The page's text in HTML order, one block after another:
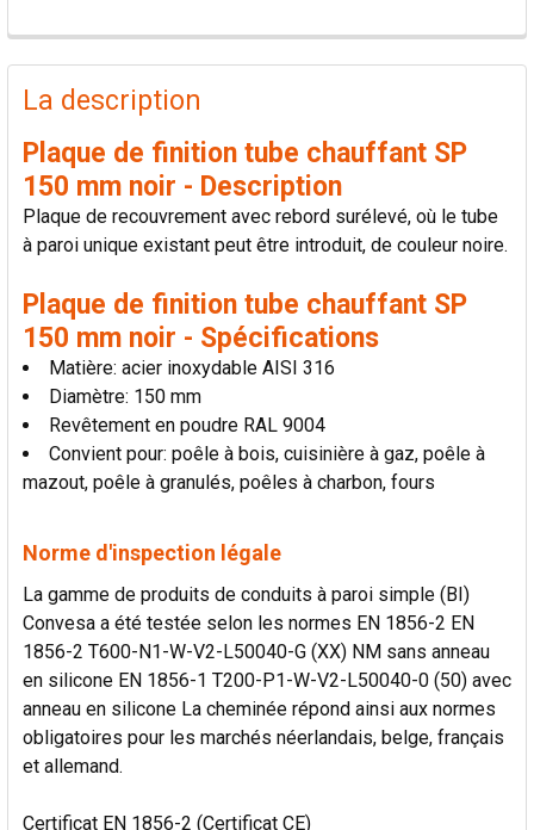
PRODUITS
FRÉQUEMMENT
ACHETÉS
TOUT
SÉLECTIONNER
LA
SÉLECTION
AU PANIER
La description
Plaque de finition tube chauffant SP
150 mm noir - Description
Plaque de recouvrement avec rebord surélevé, où le tube
à paroi unique existant peut être introduit, de couleur noire.
Plaque de finition tube chauffant SP
150 mm noir - Spécifications
Matière: acier inoxydable AISI 316
Diamètre: 150 mm
Revêtement en poudre RAL 9004
Convient pour: poêle à bois, cuisinière à gaz, poêle à
mazout, poêle à granulés, poêles à charbon, fours
Norme d'inspection légale
La gamme de produits de conduits à paroi simple (BI)
Convesa a été testée selon les normes EN 1856-2 EN
1856-2 T600-N1-W-V2-L50040-G (XX) NM sans anneau
en silicone EN 1856-1 T200-P1-W-V2-L50040-0 (50) avec
anneau en silicone La cheminée répond ainsi aux normes
obligatoires pour les marchés néerlandais, belge, français
et allemand.
Certificat EN 1856-2 (Certificat CE)